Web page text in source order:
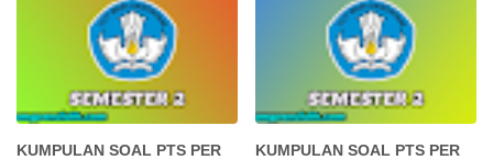
KUMPULAN SOAL PTS PER
KUMPULAN SOAL PTS PER